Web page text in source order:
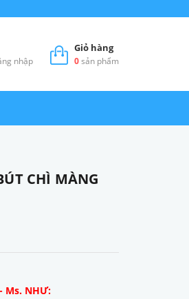
Giỏ hàng
0sản phẩm
nhập
CHÌ MÀNG
Ms. NHƯ: